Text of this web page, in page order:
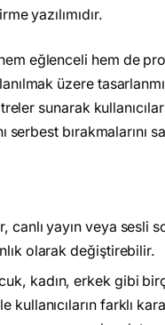
yazılımıdır.
eğlenceli hem de
üzere
sunarak
serbest bırakmalarını
canlı yayın veya sesli
olarak değiştirebilir.
kadın, erkek gibi
kullanıcıların farklı